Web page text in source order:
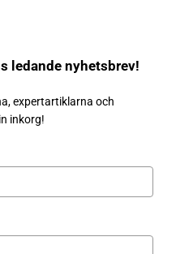
ledande nyhetsbrev!
expertartiklarna och
inkorg!